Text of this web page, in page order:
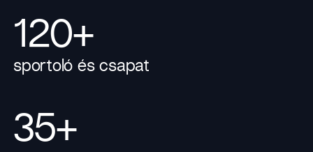
120+
sportoló és csapat
35+